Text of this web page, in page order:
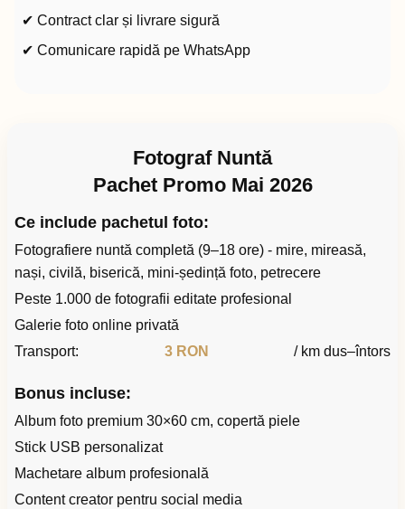
✔ Contract clar și livrare sigură
✔ Comunicare rapidă pe WhatsApp
Fotograf Nuntă
Pachet Promo Mai 2026
Ce include pachetul foto:
Fotografiere nuntă completă (9–18 ore) - mire, mireasă,
nași, civilă, biserică, mini-ședință foto, petrecere
Peste 1.000 de fotografii editate profesional
Galerie foto online privată
Transport:
3 RON / km dus–întors
Bonus incluse:
Album foto premium 30×60 cm, copertă piele
Stick USB personalizat
Machetare album profesională
Content creator pentru social media